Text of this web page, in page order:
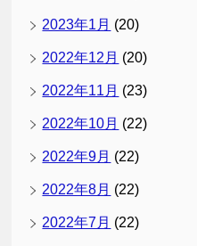
2023年1月 (20)
2022年12月 (20)
2022年11月 (23)
2022年10月 (22)
2022年9月 (22)
2022年8月 (22)
2022年7月 (22)